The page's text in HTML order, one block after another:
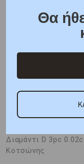
Χαρακτηριστικά
ΚΑΤΟΠΙΝ
K14
Βάρος : 1,30
Διαμάντι D 3pc
Κοτσώνης
Θα